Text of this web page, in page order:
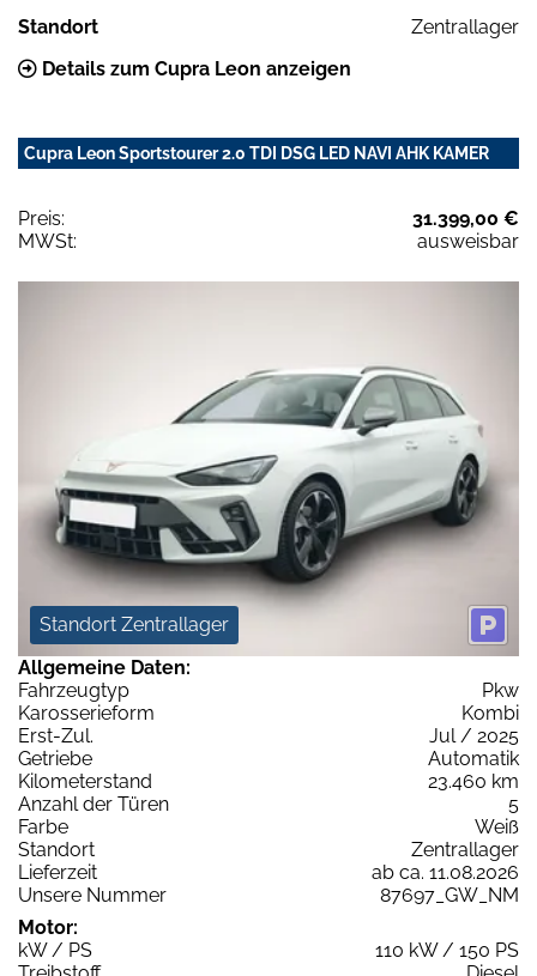
Standort
Zentrallager
Details zum Cupra Leon anzeigen
Cupra Leon Sportstourer 2.0 TDI DSG LED NAVI AHK KAMER
Preis:
31.399,00 €
MWSt:
ausweisbar
Standort Zentrallager
Allgemeine Daten:
Fahrzeugtyp
Pkw
Karosserieform
Kombi
Erst-Zul.
Jul / 2025
Getriebe
Automatik
Kilometerstand
23.460 km
Anzahl der Türen
5
Farbe
Weiß
Standort
Zentrallager
Lieferzeit
ab ca. 11.08.2026
Unsere Nummer
87697_GW_NM
Motor:
kW / PS
110 kW / 150 PS